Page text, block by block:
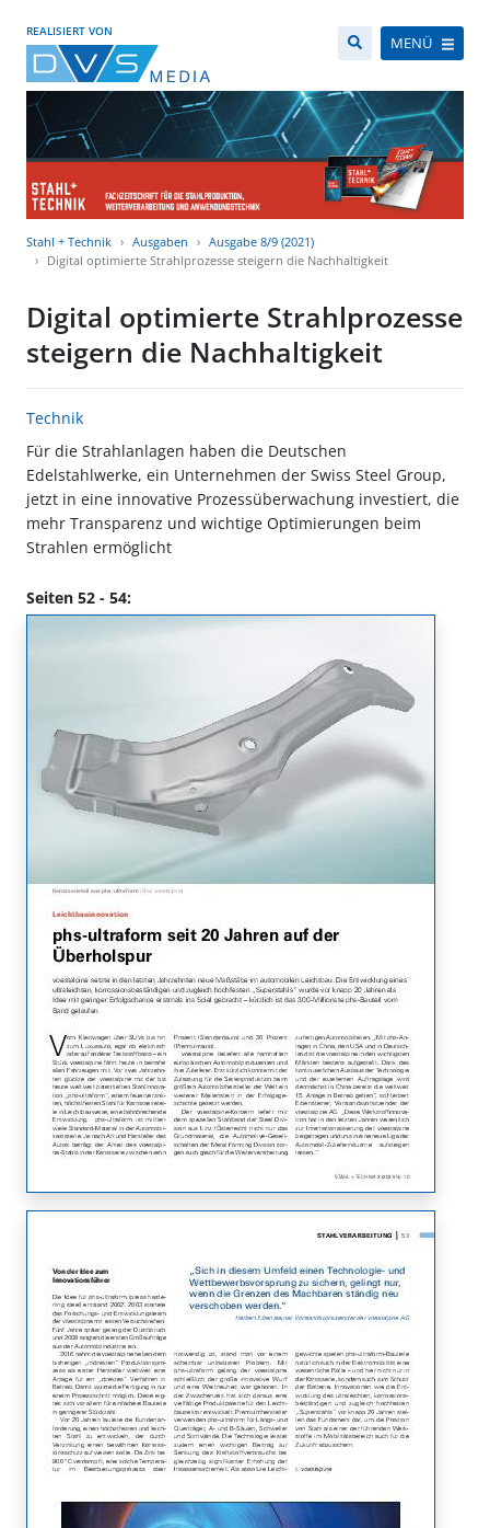
REALISIERT VON
MENÜ
Stahl + Technik Ausgaben
Ausgabe 8/9 (2021)
Digital optimierte Strahlprozesse steigern die Nachhaltigkeit
Digital optimierte Strahlprozesse
steigern die Nachhaltigkeit
Technik
Für die Strahlanlagen haben die Deutschen
Edelstahlwerke, ein Unternehmen der Swiss Steel Group,
jetzt in eine innovative Prozessüberwachung investiert, die
mehr Transparenz und wichtige Optimierungen beim
Strahlen ermöglicht
Seiten 52 - 54: